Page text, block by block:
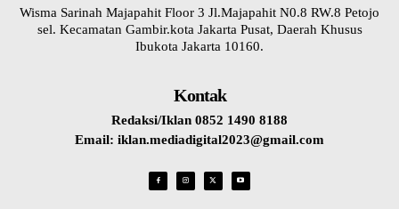
Wisma Sarinah Majapahit Floor 3 Jl.Majapahit N0.8 RW.8 Petojo
sel. Kecamatan Gambir.kota Jakarta Pusat, Daerah Khusus
Ibukota Jakarta 10160.
Kontak
Redaksi/Iklan 0852 1490 8188
Email: iklan.mediadigital2023@gmail.com